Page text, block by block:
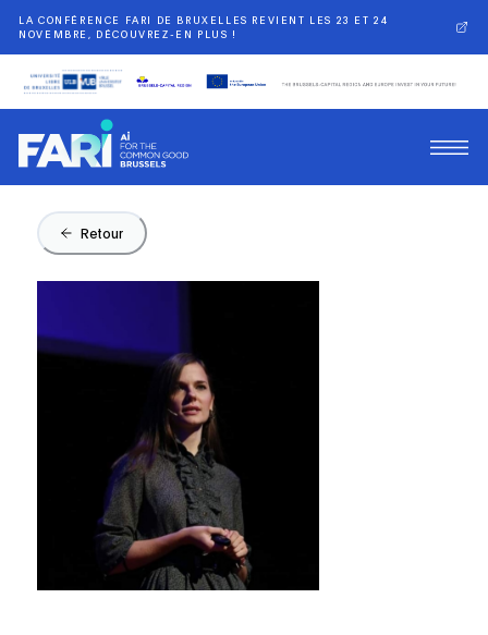
LA CONFÉRENCE FARI DE BRUXELLES REVIENT LES 23 ET 24
NOVEMBRE, DÉCOUVREZ-EN PLUS !
Retour